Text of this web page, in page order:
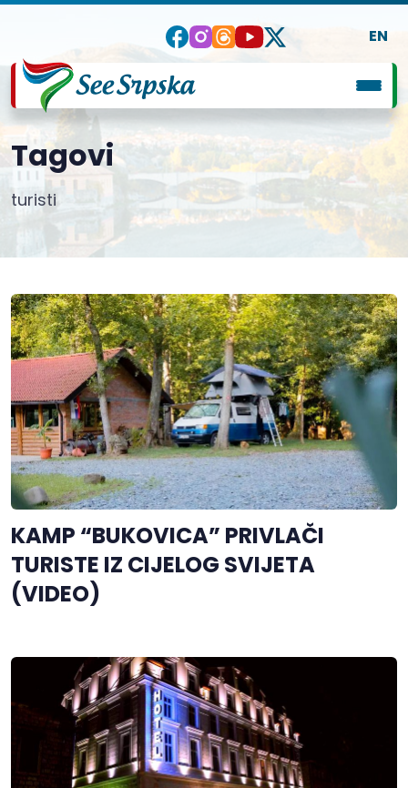
EN
Tagovi
turisti
KAMP “BUKOVICA” PRIVLAČI
TURISTE IZ CIJELOG SVIJETA
(VIDEO)